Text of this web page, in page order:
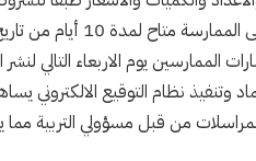
بوثائق الممارسة. وذكرت
يوم الاربعاء التالي لنشر
نظام التوقيع الالكتروني
من قبل مسؤولي التربية